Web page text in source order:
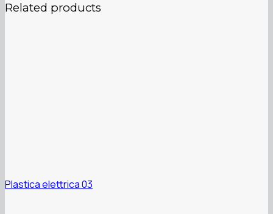
Related products
Plastica elettrica 03